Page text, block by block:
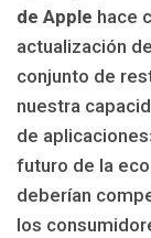
de Apple hace
actualización
conjunto de
nuestra
de
futuro de la
deberían
los